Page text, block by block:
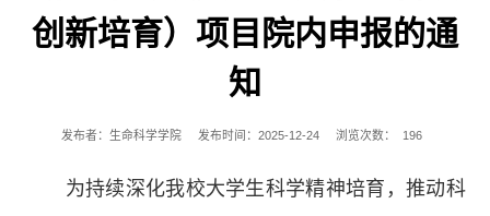
创新培育）项目院内申报的通
知
发布者：生命科学学院 发布时间：2025-12-24 浏览次数： 196
为持续深化我校大学生科学精神培育，推动科